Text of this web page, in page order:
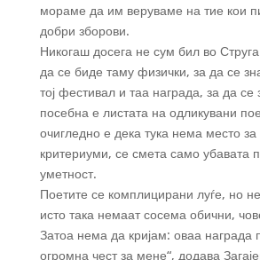
мораме да им веруваме на тие кои
добри зборови.
Никогаш досега не сум бил во
да се биде таму физички, за да се
тој фестивал и таа награда, за да се
посебна е листата на одликувани
очигледно е дека тука нема место за
критериуми, се смета само убавата
уметност.
Поетите се комплицирани луѓе, но
исто така немаат сосема обични,
Затоа нема да кријам: оваа награда
огромна чест за мене“, додава